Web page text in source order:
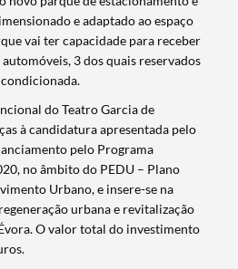
e adaptado ao espaço
vai ter capacidade para receber
3 dos quais reservados
do Teatro Garcia de
à candidatura apresentada pelo
pelo Programa
no âmbito do PEDU – Plano
Urbano, e insere-se na
urbana e revitalização
O valor total do investimento